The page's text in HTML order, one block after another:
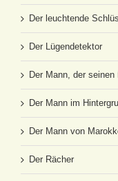
Der leuchtende
Der Lügendetektor
Der Mann, der seinen
Der Mann im
Der Mann von
Der Rächer